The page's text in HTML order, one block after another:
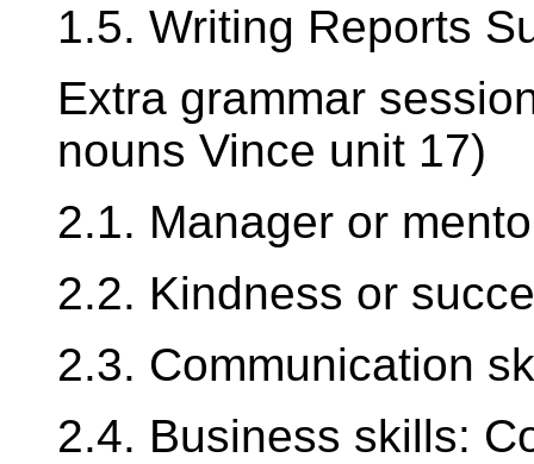
1.5. Writing Reports
Extra grammar
nouns Vince unit 17)
2.1. Manager or
2.2. Kindness or
2.3. Communication
2.4. Business skills: